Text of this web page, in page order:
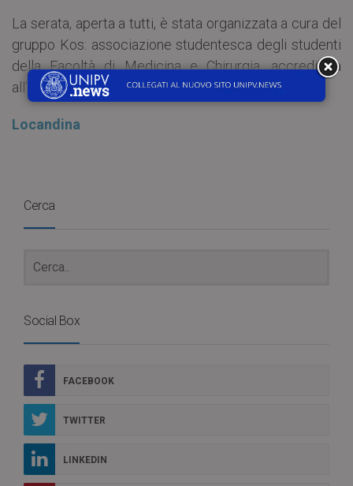
La serata, aperta a tutti, è stata organizzata a cura del
gruppo Kos: associazione studentesca degli studenti
della Facoltà di Medicina e Chirurgia, accreditata
all’albo Acersat.
Locandina
Cerca
Social Box
FACEBOOK
TWITTER
LINKEDIN